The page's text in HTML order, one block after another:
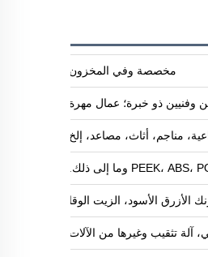
مخصصة وفي المخزون
وفنيين ذو خبرة؛ عمال مهرة
مناجم، أثاث، مصاعد، إلخ
الأسود، الزيت الوقائي ضد الصدأ،
آلة تثقيب وغيرها من الآلات